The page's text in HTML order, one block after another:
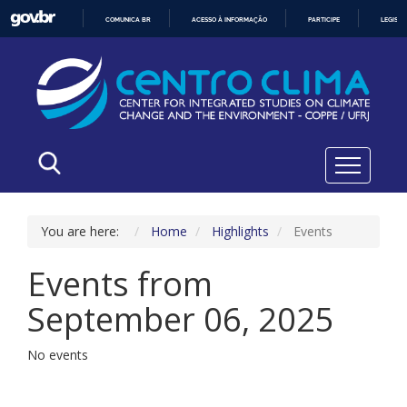
O
CONTEÚDO
COMUNICA BR ACESSO À INFORMAÇÃO PARTICIPE
You are here: Home Highlights Events
Events from
September 06, 2025
No events